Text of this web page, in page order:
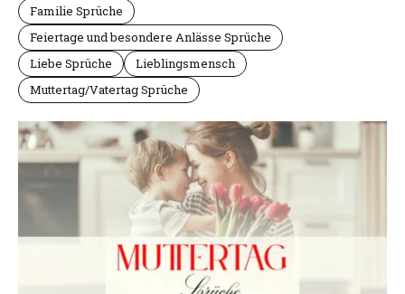
Familie Sprüche
Feiertage und besondere Anlässe Sprüche
Liebe Sprüche
Lieblingsmensch
Muttertag/Vatertag Sprüche